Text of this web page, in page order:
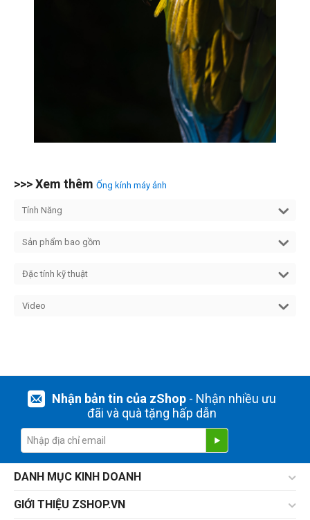
>>> Xem thêm Ống kính máy ảnh
Tính Năng
Sản phẩm bao gồm
Đặc tính kỹ thuật
Video
Nhận bản tin của zShop- Nhận nhiều ưu
đãi và quà tặng hấp dẫn
DANH MỤC KINH DOANH
GIỚI THIỆU ZSHOP.VN